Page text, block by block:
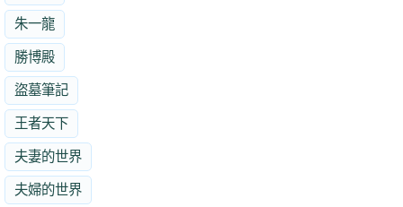
朱一龍
勝博殿
盜墓筆記
王者天下
夫妻的世界
夫婦的世界